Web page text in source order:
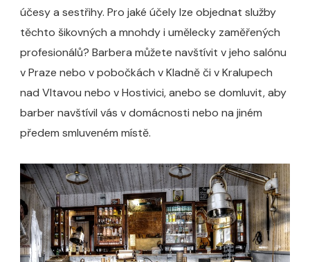
účesy a sestřihy. Pro jaké účely lze objednat služby
těchto šikovných a mnohdy i umělecky zaměřených
profesionálů? Barbera můžete navštívit v jeho salónu
v Praze nebo v pobočkách v Kladně či v Kralupech
nad Vltavou nebo v Hostivici, anebo se domluvit, aby
barber navštívil vás v domácnosti nebo na jiném
předem smluveném místě.